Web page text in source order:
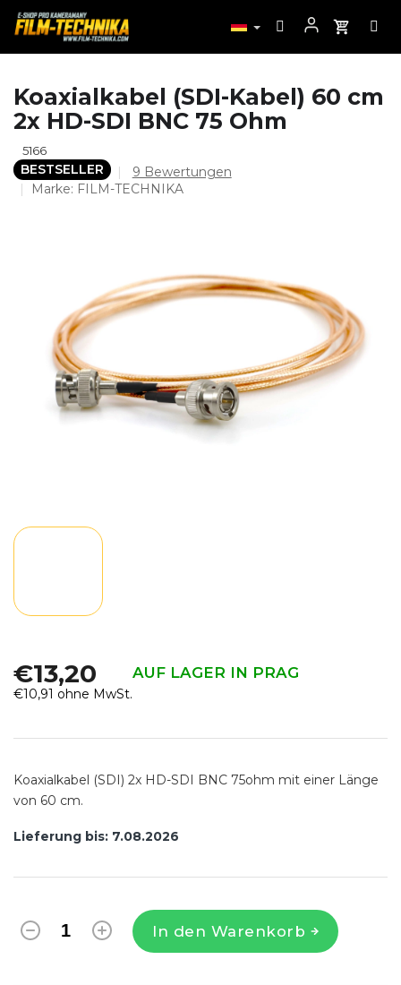
Inhalt
springen
Koaxialkabel (SDI-Kabel) 60 cm
2x HD-SDI BNC 75 Ohm
5166
BESTSELLER
Die
durchschnittliche
Sternen.
9 Bewertungen
Marke: FILM-TECHNIKA
€13,20 AUF LAGER IN PRAG
€10,91 ohne MwSt.
Lieferung bis: 7.08.2026
In den Warenkorb
Koaxialkabel (SDI) 2x HD-SDI BNC 75ohm mit einer Länge
von 60 cm.